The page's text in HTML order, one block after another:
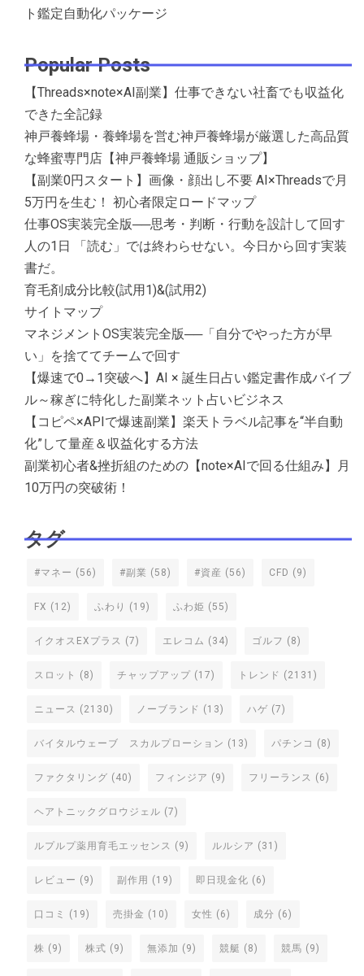
ト鑑定自動化パッケージ
Popular Posts
【Threads×note×AI副業】仕事できない社畜でも収益化
できた全記録
神戸養蜂場・養蜂場を営む神戸養蜂場が厳選した高品質
な蜂蜜専門店【神戸養蜂場 通販ショップ】
【副業0円スタート】画像・顔出し不要 AI×Threadsで月
5万円を生む！ 初心者限定ロードマップ
仕事OS実装完全版──思考・判断・行動を設計して回す
人の1日 「読む」では終わらせない。今日から回す実装
書だ。
育毛剤成分比較(試用1)&(試用2)
サイトマップ
マネジメントOS実装完全版──「自分でやった方が早
い」を捨ててチームで回す
【爆速で0→1突破へ】AI × 誕生日占い鑑定書作成バイブ
ル～稼ぎに特化した副業ネット占いビジネス
【コピペ×APIで爆速副業】楽天トラベル記事を“半自動
化”して量産＆収益化する方法
副業初心者&挫折組のための【note×AIで回る仕組み】月
10万円の突破術！
タグ
#マネー (56) #副業 (58) #資産 (56) CFD (9)
FX (12) ふわり (19) ふわ姫 (55)
イクオスEXプラス (7) エレコム (34) ゴルフ (8)
スロット (8) チャップアップ (17) トレンド (2131)
ニュース (2130) ノーブランド (13) ハゲ (7)
バイタルウェーブ スカルプローション (13) パチンコ (8)
ファクタリング (40) フィンジア (9) フリーランス (6)
ヘアトニックグロウジェル (7)
ルプルプ薬用育毛エッセンス (9) ルルシア (31)
レビュー (9) 副作用 (19) 即日現金化 (6)
口コミ (19) 売掛金 (10) 女性 (6) 成分 (6)
株 (9) 株式 (9) 無添加 (9) 競艇 (8) 競馬 (9)